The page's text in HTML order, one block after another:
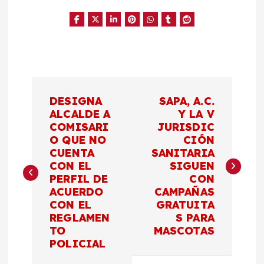
e
DESIGNA
ALCALDE A
COMISARI
O QUE NO
CUENTA
CON EL
PERFIL DE
ACUERDO
CON EL
REGLAMEN
TO
POLICIAL
SAPA, A.C.
Y LA V
JURISDIC
CIÓN
SANITARIA
SIGUEN
CON
CAMPAÑAS
GRATUITA
S PARA
MASCOTAS